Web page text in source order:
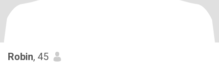
Robin, 45